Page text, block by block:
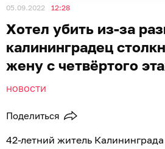
05.09.2022 12:28
Хотел убить из-за
калининградец
жену с четвёртого
НОВОСТИ
Поделиться
42-летний житель